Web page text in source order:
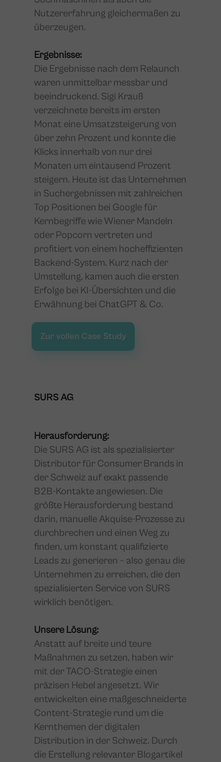
Nutzererfahrung gleichermaßen zu
überzeugen.
Ergebnisse:
Die Ergebnisse nach dem Relaunch
waren unmittelbar messbar und
beeindruckend. Sigi Krauß
verzeichnete bereits im ersten
Monat eine Umsatzsteigerung von
über zehn Prozent und konnte die
Klicks innerhalb von nur drei
Monaten um eintausend Prozent
steigern. Heute ist das Unternehmen
in Suchergebnissen mit zahlreichen
Top Positionen bei Google für
Kernbegriffe wie Wiener Mandeln
oder Popcorn vertreten und
profitiert von einem hocheffizienten
Backend-System. Kurz nach der
Umstellung, kamen auch die ersten
Erfolge bei KI-Übersichten und die
Erwähnung bei ChatGPT & Co.
Zur vollen Case Study
SURS AG
Herausforderung:
Die SURS AG ist als spezialisierter
Distributor für Consumer Brands in
der Schweiz auf exakt passende
B2B-Kontakte angewiesen. Die
größte Herausforderung bestand
darin, manuelle Akquise-Prozesse zu
durchbrechen und einen Weg zu
finden, um konstant qualifizierte
Leads zu generieren – also genau die
Unternehmen zu erreichen, die den
spezialisierten Service von SURS
wirklich benötigen.
Unsere Lösung:
Anstatt auf breite und teure
Maßnahmen zu setzen, haben wir
mit der TACO-Strategie einen
präzisen Hebel angesetzt. Wir
entwickelten eine maßgeschneiderte
Content-Strategie rund um die
Kernthemen der digitalen
Distribution in der Schweiz. Durch
die Erstellung relevanter Blogartikel